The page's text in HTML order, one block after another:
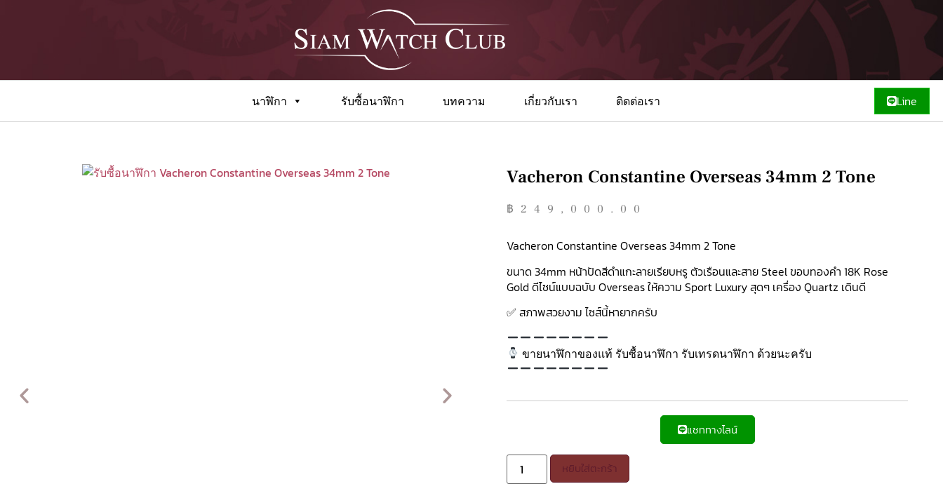
นาฬิกา รับซื้อนาฬิกา บทความ เกี่ยวกับเรา ติดต่อเรา Line
Vacheron Constantine Overseas 34mm 2 Tone
฿ 249,000.00
Vacheron Constantine Overseas 34mm 2 Tone
ขนาด 34mm หน้าปัดสีดำแกะลายเรียบหรู ตัวเรือนและสาย Steel ขอบทองคำ 18K Rose
Gold ดีไซน์แบบฉบับ Overseas ให้ความ Sport Luxury สุดๆ เครื่อง Quartz เดินดี
✅ สภาพสวยงาม ไซส์นี้หายากครับ
ขายนาฬิกาของแท้ รับซื้อนาฬิกา รับเทรดนาฬิกา ด้วยนะครับ
แชททางไลน์
หยิบใส่ตะกร้า